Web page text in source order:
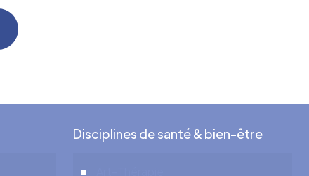
Disciplines de santé & bien-être